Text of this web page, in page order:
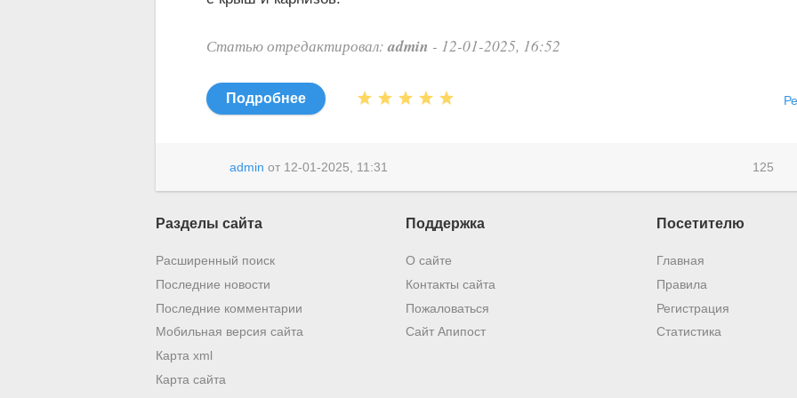
Статью отредактировал:admin - 12-01-2025, 16:52
Подробнее
125
admin от 12-01-2025, 11:31
Разделы сайта
Расширенный поиск
Последние новости
Последние комментарии
Мобильная версия сайта
Карта xml
Карта сайта
Поддержка
О сайте
Контакты сайта
Пожаловаться
Сайт Апипост
Посетителю
Главная
Правила
Регистрация
Статистика